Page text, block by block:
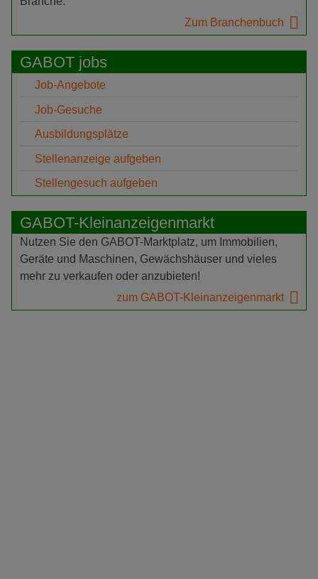
Zum Branchenbuch
GABOT jobs
Job-Angebote
Job-Gesuche
Ausbildungsplätze
Stellenanzeige aufgeben
Stellengesuch aufgeben
GABOT-Kleinanzeigenmarkt
Nutzen Sie den GABOT-Marktplatz, um Immobilien,
Geräte und Maschinen, Gewächshäuser und vieles
mehr zu verkaufen oder anzubieten!
zum GABOT-Kleinanzeigenmarkt